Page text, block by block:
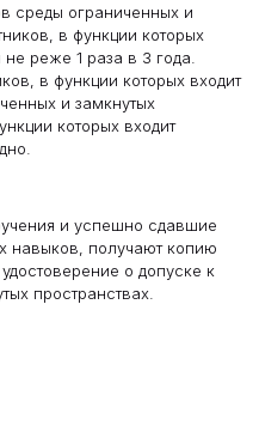
среды ограниченных и
в функции которых
реже 1 раза в 3 года.
в функции которых входит
и замкнутых
которых входит
и успешно сдавшие
навыков, получают копию
о допуске к
пространствах.